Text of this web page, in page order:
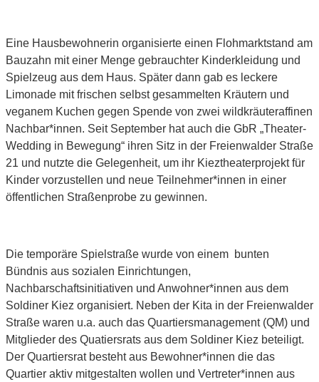
Eine Hausbewohnerin organisierte einen Flohmarktstand am
Bauzahn mit einer Menge gebrauchter Kinderkleidung und
Spielzeug aus dem Haus. Später dann gab es leckere
Limonade mit frischen selbst gesammelten Kräutern und
veganem Kuchen gegen Spende von zwei wildkräuteraffinen
Nachbar*innen. Seit September hat auch die GbR „Theater-
Wedding in Bewegung“ ihren Sitz in der Freienwalder Straße
21 und nutzte die Gelegenheit, um ihr Kieztheaterprojekt für
Kinder vorzustellen und neue Teilnehmer*innen in einer
öffentlichen Straßenprobe zu gewinnen.
Die temporäre Spielstraße wurde von einem bunten
Bündnis aus sozialen Einrichtungen,
Nachbarschaftsinitiativen und Anwohner*innen aus dem
Soldiner Kiez organisiert. Neben der Kita in der Freienwalder
Straße waren u.a. auch das Quartiersmanagement (QM) und
Mitglieder des Quatiersrats aus dem Soldiner Kiez beteiligt.
Der Quartiersrat besteht aus Bewohner*innen die das
Quartier aktiv mitgestalten wollen und Vertreter*innen aus